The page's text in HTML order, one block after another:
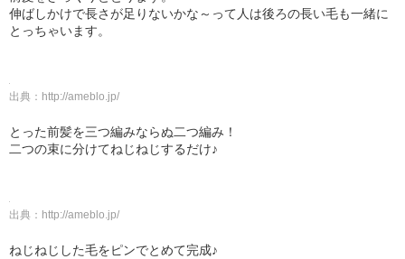
伸ばしかけで長さが足りないかな～って人は後ろの長い毛も一緒に
とっちゃいます。
出典： http://ameblo.jp/
とった前髪を三つ編みならぬ二つ編み！
二つの束に分けてねじねじするだけ♪
出典： http://ameblo.jp/
ねじねじした毛をピンでとめて完成♪